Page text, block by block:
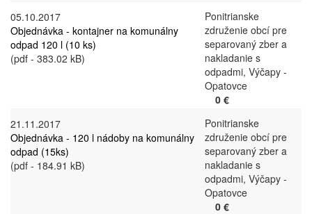
05.10.2017
Objednávka - kontajner na komunálny
odpad 120 l (10 ks)
(pdf - 383.02 kB)
Ponitrianske
združenie obcí pre
separovaný zber a
nakladanie s
odpadmi, Výčapy -
Opatovce
0 €
21.11.2017
Objednávka - 120 l nádoby na komunálny
odpad (15ks)
(pdf - 184.91 kB)
Ponitrianske
združenie obcí pre
separovaný zber a
nakladanie s
odpadmi, Výčapy -
Opatovce
0 €